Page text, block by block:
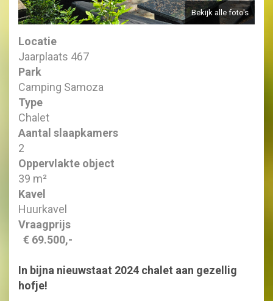
Bekijk alle foto's
Locatie
Jaarplaats 467
Park
Camping Samoza
Type
Chalet
Aantal slaapkamers
2
Oppervlakte object
39 m²
Kavel
Huurkavel
Vraagprijs
€ 69.500,-
In bijna nieuwstaat 2024 chalet aan gezellig
hofje!